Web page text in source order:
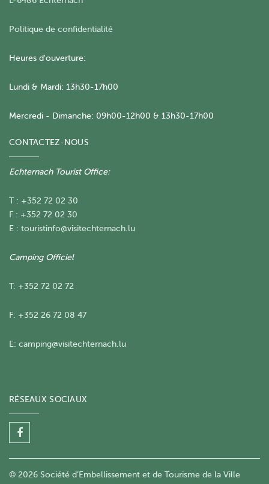
Politique de confidentialité
Heures d'ouverture:
Lundi & Mardi: 13h30-17h00
Mercredi - Dimanche: 09h00-12h00 & 13h30-17h00
CONTACTEZ-NOUS
Echternach Tourist Office:
T : +352 72 02 30
F : +352 72 02 30
E : touristinfo@visitechternach.lu
Camping Officiel
T: +352 72 02 72
F: +352 26 72 08 47
E: camping@visitechternach.lu
RÉSEAUX SOCIAUX
© 2026 Société d’Embellissement et de Tourisme de la Ville